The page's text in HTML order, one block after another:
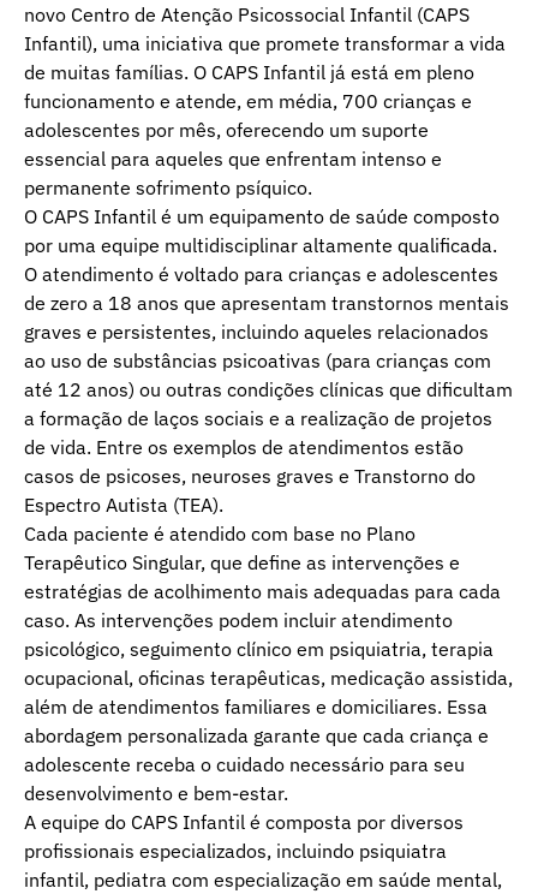
novo Centro de Atenção Psicossocial Infantil (CAPS
Infantil), uma iniciativa que promete transformar a vida
de muitas famílias. O CAPS Infantil já está em pleno
funcionamento e atende, em média, 700 crianças e
adolescentes por mês, oferecendo um suporte
essencial para aqueles que enfrentam intenso e
permanente sofrimento psíquico.
O CAPS Infantil é um equipamento de saúde composto
por uma equipe multidisciplinar altamente qualificada.
O atendimento é voltado para crianças e adolescentes
de zero a 18 anos que apresentam transtornos mentais
graves e persistentes, incluindo aqueles relacionados
ao uso de substâncias psicoativas (para crianças com
até 12 anos) ou outras condições clínicas que dificultam
a formação de laços sociais e a realização de projetos
de vida. Entre os exemplos de atendimentos estão
casos de psicoses, neuroses graves e Transtorno do
Espectro Autista (TEA).
Cada paciente é atendido com base no Plano
Terapêutico Singular, que define as intervenções e
estratégias de acolhimento mais adequadas para cada
caso. As intervenções podem incluir atendimento
psicológico, seguimento clínico em psiquiatria, terapia
ocupacional, oficinas terapêuticas, medicação assistida,
além de atendimentos familiares e domiciliares. Essa
abordagem personalizada garante que cada criança e
adolescente receba o cuidado necessário para seu
desenvolvimento e bem-estar.
A equipe do CAPS Infantil é composta por diversos
profissionais especializados, incluindo psiquiatra
infantil, pediatra com especialização em saúde mental,